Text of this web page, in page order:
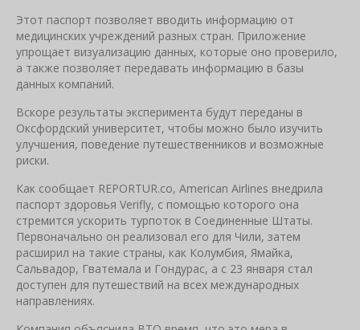
Этот паспорт позволяет вводить информацию от
медицинских учреждений разных стран. Приложение
упрощает визуализацию данных, которые оно проверило,
а также позволяет передавать информацию в базы
данных компаний.
Вскоре результаты эксперимента будут переданы в
Оксфордский университет, чтобы можно было изучить
улучшения, поведение путешественников и возможные
риски.
Как сообщает REPORTUR.co, American Airlines внедрила
паспорт здоровья Verifly, с помощью которого она
стремится ускорить турпоток в Соединенные Штаты.
Первоначально он реализовал его для Чили, затем
расширил на такие страны, как Колумбия, Ямайка,
Сальвадор, Гватемала и Гондурас, а с 23 января стал
доступен для путешествий на всех международных
направлениях.